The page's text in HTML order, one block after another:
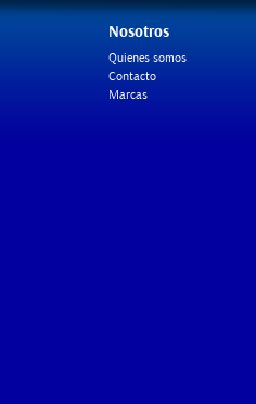
Nosotros
Quienes somos
Contacto
Marcas